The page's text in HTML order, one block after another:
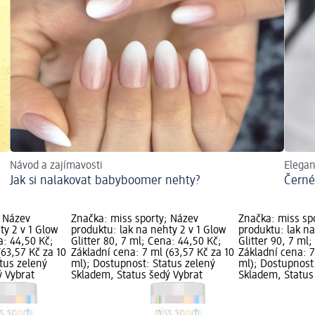
Návod a zajímavosti
Jak si nalakovat babyboomer nehty?
2 v 1 Glow
44,50 Kč;
Kč za 10
zelený
Vybrat
Značka: miss sporty; Název
produktu: lak na nehty 2 v 1 Glow
Glitter 80, 7 ml; Cena: 44,50 Kč;
Základní cena: 7 ml (63,57 Kč za 10
ml); Dostupnost: Status zelený
Skladem, Status šedý Vybrat
Značka: miss
produktu: lak
Glitter 90, 7 ml;
Základní cena:
ml);
Skladem,